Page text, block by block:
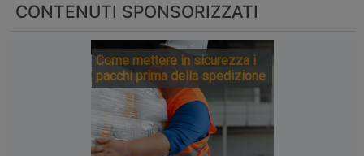
CONTENUTI SPONSORIZZATI
Come mettere in sicurezza i
pacchi prima della spedizione